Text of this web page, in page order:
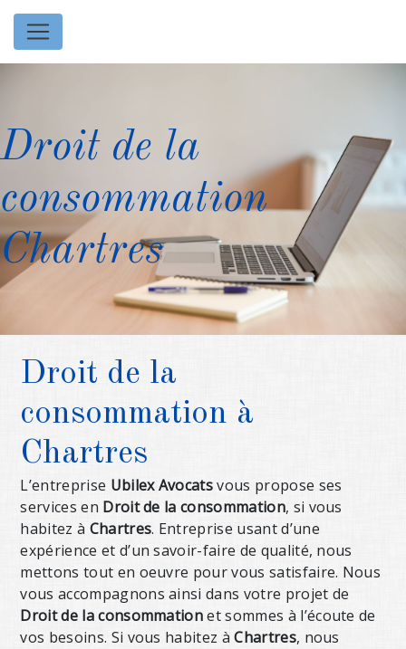
Panneau de gestion des cookies
Droit de la
consommation
Chartres
Droit de la
consommation à
Chartres
L’entreprise Ubilex Avocatsvous propose ses
services en Droit de la consommation, si vous
habitez à Chartres. Entreprise usant d’une
expérience et d’un savoir-faire de qualité, nous
mettons tout en oeuvre pour vous satisfaire. Nous
vous accompagnons ainsi dans votre projet de
Droit de la consommationet sommes à l’écoute de
vos besoins. Si vous habitez àChartres, nous